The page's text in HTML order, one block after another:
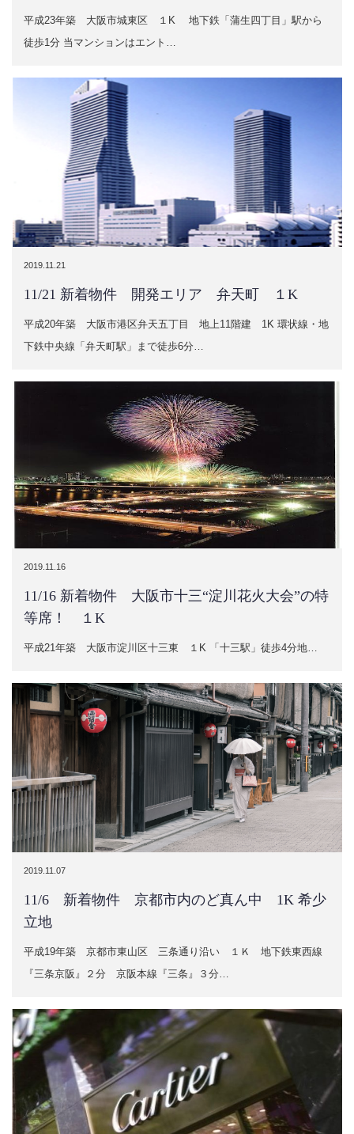
平成23年築 大阪市城東区 １K 地下鉄「蒲生四丁目」駅から
徒歩1分 当マンションはエント…
2019.11.21
11/21 新着物件 開発エリア 弁天町 １K
平成20年築 大阪市港区弁天五丁目 地上11階建 1K 環状線・地
下鉄中央線「弁天町駅」まで徒歩6分…
2019.11.16
11/16 新着物件 大阪市十三“淀川花火大会”の特
等席！ １K
平成21年築 大阪市淀川区十三東 １K 「十三駅」徒歩4分地…
2019.11.07
11/6 新着物件 京都市内のど真ん中 1K 希少
立地
平成19年築 京都市東山区 三条通り沿い １Ｋ 地下鉄東西線
『三条京阪』２分 京阪本線『三条』３分…